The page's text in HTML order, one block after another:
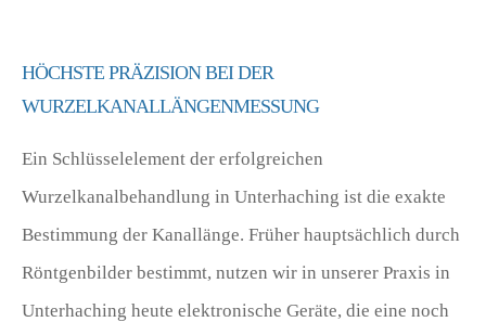
HÖCHSTE PRÄZISION BEI DER
WURZELKANALLÄNGENMESSUNG
Ein Schlüsselelement der erfolgreichen
Wurzelkanalbehandlung in Unterhaching ist die exakte
Bestimmung der Kanallänge. Früher hauptsächlich durch
Röntgenbilder bestimmt, nutzen wir in unserer Praxis in
Unterhaching heute elektronische Geräte, die eine noch